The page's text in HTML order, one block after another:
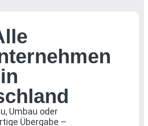
in
Umbau oder
Übergabe –